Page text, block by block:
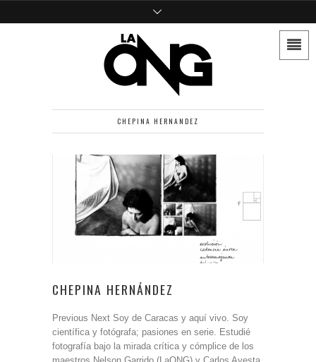
CHEPINA HERNANDEZ
CHEPINA HERNÁNDEZ
Previous Next Soy de Caracas y aquí vivo. Soy
científica y fotógrafa; pasiones en serie. Estudié
fotografía bajo la mirada crítica y cómplice de los